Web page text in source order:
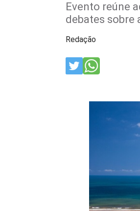
Evento reúne
debates sobre
Redação